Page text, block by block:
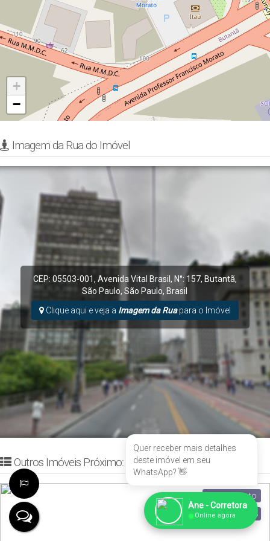
+
−
Imagem da Rua do Imóvel
CEP: 05503-001, Avenida Vital Brasil , N°: 157, Butantã,
São Paulo,São Paulo, Brasil
Clique aqui e veja a Imagem da Ruapara o Imóvel
Outros Imóveis Próximo::
Apartamento
298
Quer receber mais detalhes
deste imóvel em seu
WhatsApp? 👋
Ane - Corretora
● Online agora